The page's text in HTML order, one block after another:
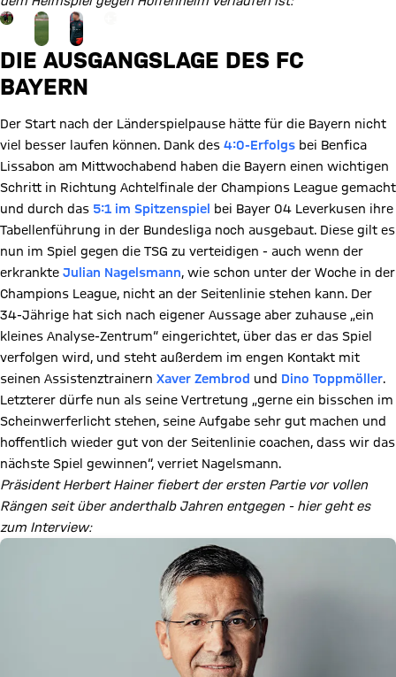
Gehe zu Gallerie Seite: zur Galerie
DIE AUSGANGSLAGE DES FC
BAYERN
Der Start nach der Länderspielpause hätte für die Bayern nicht
viel besser laufen können. Dank des 4:0-Erfolgs bei Benfica
Lissabon am Mittwochabend haben die Bayern einen wichtigen
Schritt in Richtung Achtelfinale der Champions League gemacht
und durch das 5:1 im Spitzenspiel
bei Bayer 04 Leverkusen ihre
Tabellenführung in der Bundesliga noch ausgebaut. Diese gilt es
nun im Spiel gegen die TSG zu verteidigen - auch wenn der
erkrankte Julian Nagelsmann, wie schon unter der Woche in der
Champions League, nicht an der Seitenlinie stehen kann. Der
34-Jährige hat sich nach eigener Aussage aber zuhause „ein
kleines Analyse-Zentrum“ eingerichtet, über das er das Spiel
verfolgen wird, und steht außerdem im engen Kontakt mit
seinen Assistenztrainern Xaver Zembrod und Dino Toppmöller.
Letzterer dürfe nun als seine Vertretung „gerne ein bisschen im
Scheinwerferlicht stehen, seine Aufgabe sehr gut machen und
hoffentlich wieder gut von der Seitenlinie coachen, dass wir das
nächste Spiel gewinnen“, verriet Nagelsmann.
Präsident Herbert Hainer fiebert der ersten Partie vor vollen
Rängen seit über anderthalb Jahren entgegen - hier geht es
zum Interview: